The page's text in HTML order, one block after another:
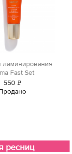
ламинирования
Fast Set
550 Р
уб.
ресниц